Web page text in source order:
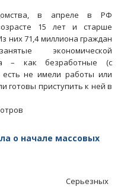
в апреле в РФ
15 лет и старше
них 71,4 миллиона граждан
экономической
– как безработные (с
не имели работы или
готовы приступить к ней в
о начале массовых
Серьезных